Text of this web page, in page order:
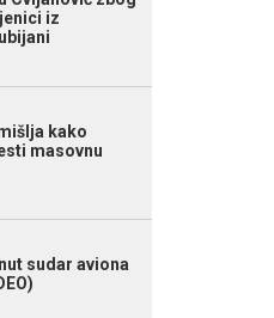
iz
kako
masovnu
sudar aviona